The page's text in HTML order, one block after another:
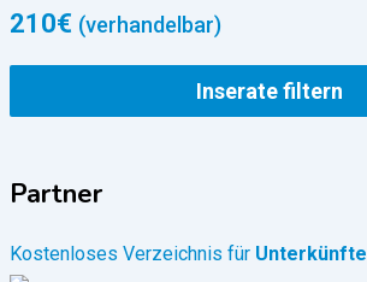
210€ (verhandelbar)
Inserate filtern
Partner
Kostenloses Verzeichnis für Unterkünfte